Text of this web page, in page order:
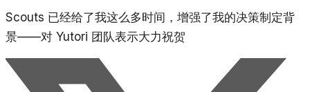
Scouts 已经给了我这么多时间，增强了我的决策制定背
景——对 Yutori 团队表示大力祝贺